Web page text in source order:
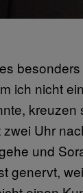
ich nicht
kreuzen
zwei Uhr
und
genervt,